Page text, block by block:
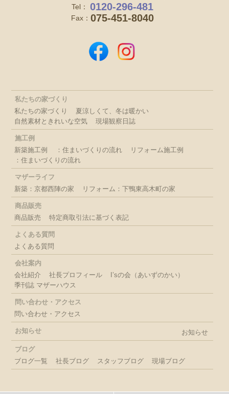
Tel：
0120-296-481
Fax： 075-451-8040
私たちの家づくり
私たちの家づくり
夏涼しくて、冬は暖かい
自然素材ときれいな空気
現場観察日誌
施工例
新築施工例
：住まいづくりの流れ
リフォーム施工例
：住まいづくりの流れ
マザーライフ
新築：京都西陣の家
リフォーム：下鴨東高木町の家
商品販売
商品販売
特定商取引法に基づく表記
よくある質問
よくある質問
会社案内
会社紹介
社長プロフィール
I’sの会（あいずのかい）
季刊誌 マザーハウス
問い合わせ・アクセス
問い合わせ・アクセス
お知らせ お知らせ
ブログ
ブログ一覧
社長ブログ スタッフブログ 現場ブログ